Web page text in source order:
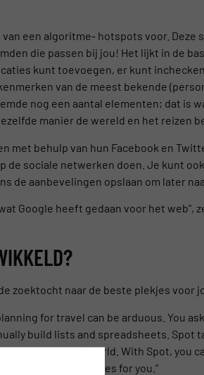
een algoritme- hotspots voor. Deze
die passen bij jou! Het lijkt in de
kunt toevoegen, er kunt
van de meest bekende
nog een aantal elementen; dat is
manier de wereld en het reizen
met behulp van hun Facebook en
de sociale netwerken doen. Je kunt
de aanbevelingen opslaan om later
Google heeft gedaan voor het web”,
zoektocht naar de beste plekjes voor
for travel can be arduous. You
build lists and spreadsheets. Spot
out of the real world. With Spot, you
but the best places for you.”